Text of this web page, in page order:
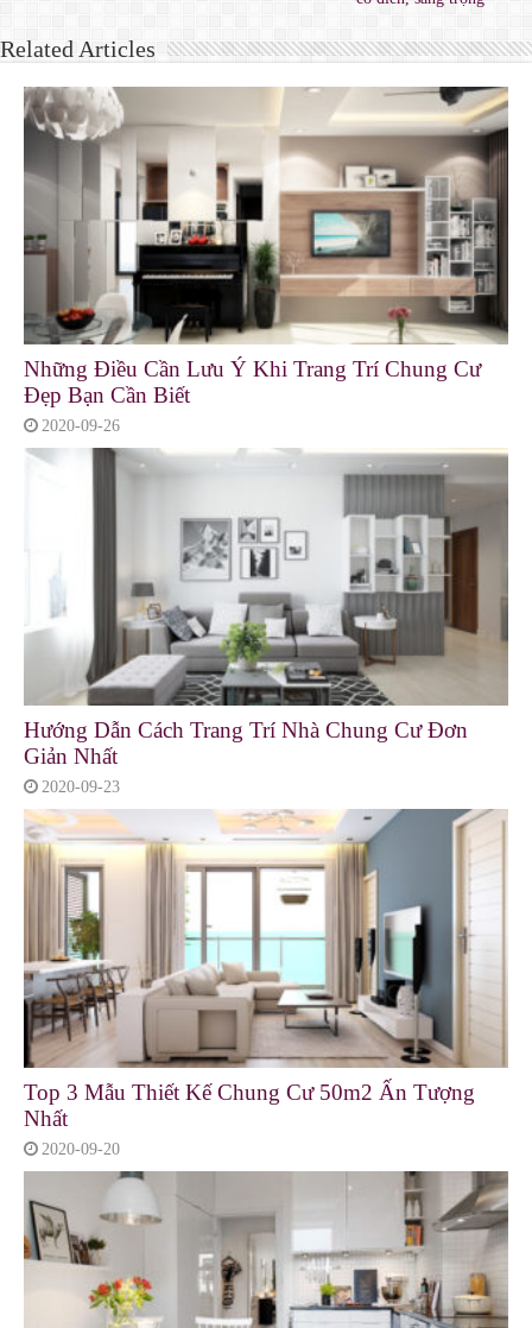
Related Articles
Những Điều Cần Lưu Ý Khi Trang Trí Chung Cư
Đẹp Bạn Cần Biết
2020-09-26
Hướng Dẫn Cách Trang Trí Nhà Chung Cư Đơn
Giản Nhất
2020-09-23
Top 3 Mẫu Thiết Kế Chung Cư 50m2 Ấn Tượng
Nhất
2020-09-20